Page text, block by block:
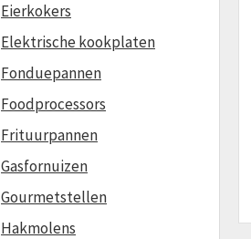
Eierkokers
Elektrische kookplaten
Fonduepannen
Foodprocessors
Frituurpannen
Gasfornuizen
Gourmetstellen
Hakmolens